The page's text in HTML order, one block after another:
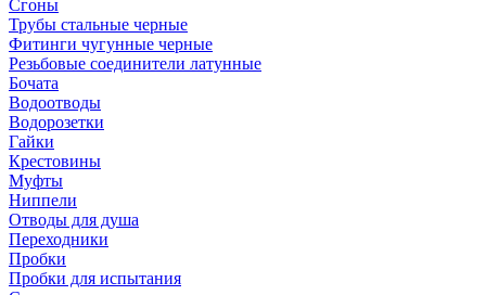
Сгоны
Трубы стальные черные
Фитинги чугунные черные
Резьбовые соединители латунные
Бочата
Водоотводы
Водорозетки
Гайки
Крестовины
Муфты
Ниппели
Отводы для душа
Переходники
Пробки
Пробки для испытания